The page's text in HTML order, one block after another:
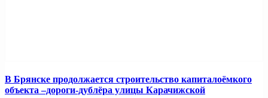
В Брянске продолжается строительство капиталоёмкого
объекта –дороги-дублёра улицы Карачижской